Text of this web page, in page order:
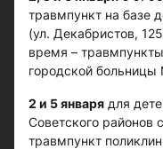
травмпункт на базе
(ул. Декабристов,
время –
городской больницы
2 и 5 января для
Советского районов
травмпункт